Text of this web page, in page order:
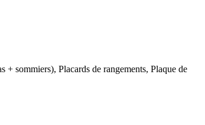
sommiers), Placards de rangements, Plaque de